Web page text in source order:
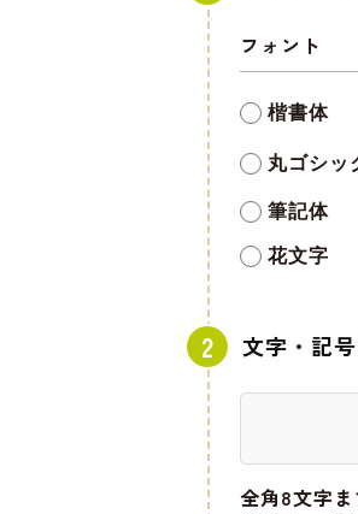
フォント
楷書体
丸ゴシッ
筆記体
花文字
文字・記
全角8文字